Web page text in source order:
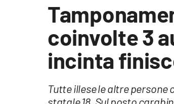
coinvolte 3
incinta
Tutte illese le altre